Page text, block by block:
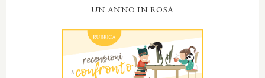
UN ANNO IN ROSA